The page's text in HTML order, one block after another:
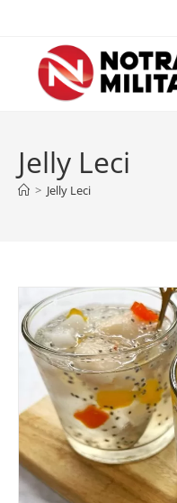
content
Jelly Leci
> Jelly Leci